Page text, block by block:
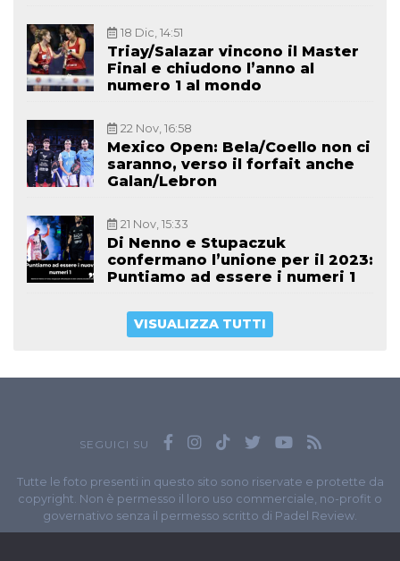
18 Dic, 14:51
Triay/Salazar vincono il Master
Final e chiudono l’anno al
numero 1 al mondo
22 Nov, 16:58
Mexico Open: Bela/Coello non ci
saranno, verso il forfait anche
Galan/Lebron
21 Nov, 15:33
Di Nenno e Stupaczuk
confermano l’unione per il 2023:
Puntiamo ad essere i numeri 1
VISUALIZZA TUTTI
SEGUICI SU
Tutte le foto presenti in questo sito sono riservate e protette da
copyright. Non è permesso il loro uso commerciale, no-profit o
governativo senza il permesso scritto di Padel Review.